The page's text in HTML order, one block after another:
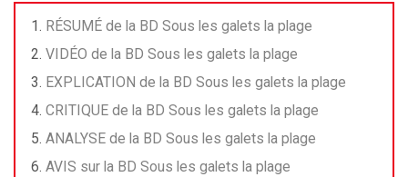
RÉSUMÉ de la BD Sous les galets la plage
VIDÉO de la BD Sous les galets la plage​
EXPLICATION de la BD Sous les galets la plage​
CRITIQUE de la BD Sous les galets la plage​
ANALYSE de la BD Sous les galets la plage​
AVIS sur la BD Sous les galets la plage​